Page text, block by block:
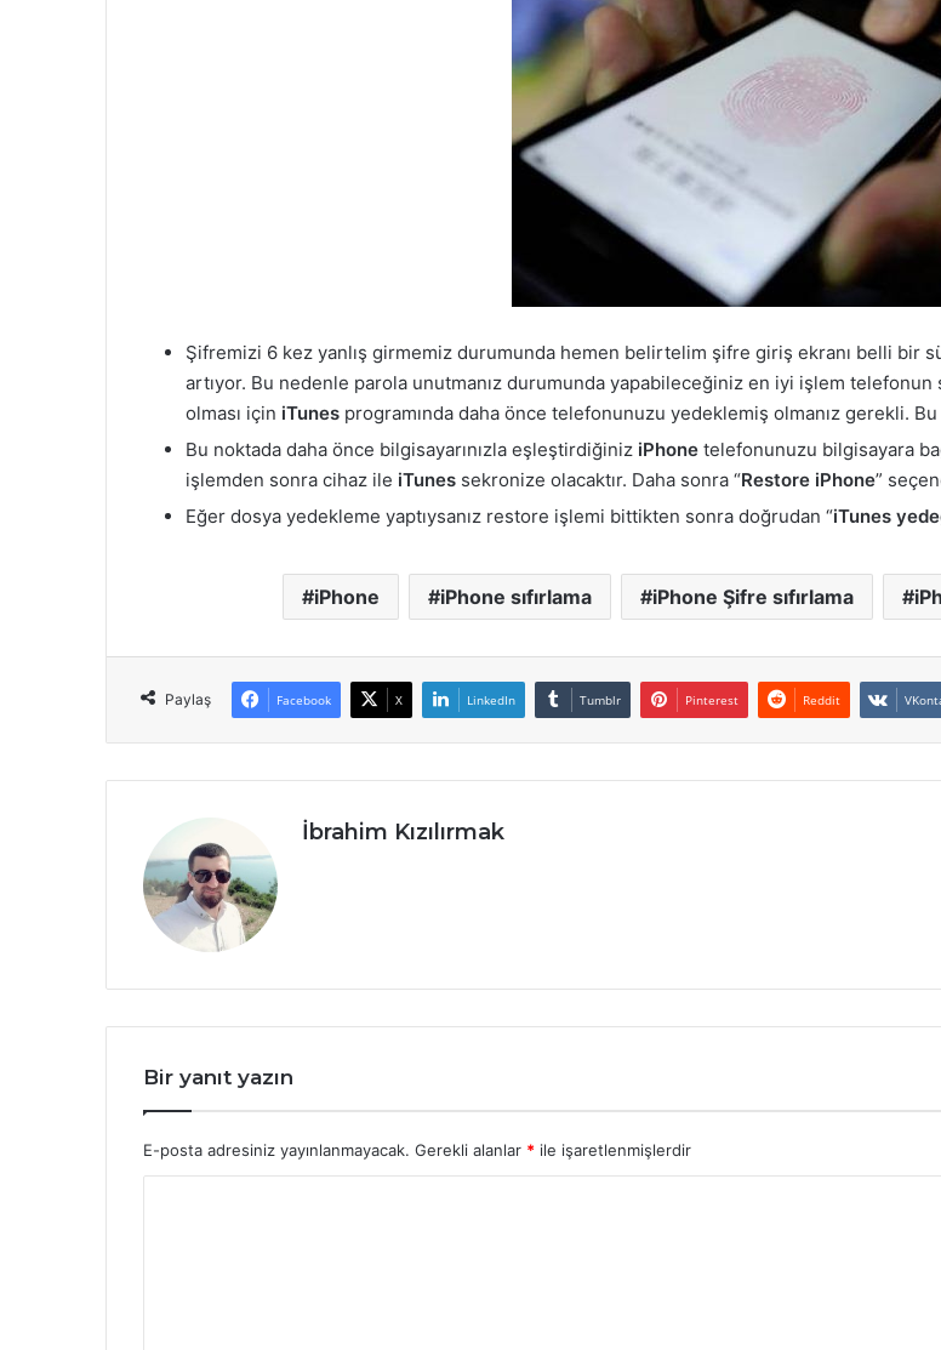
Şifremizi 6 kez yanlış girmemiz durumunda hemen belirtelim şifre giriş ekranı belli bir
artıyor. Bu nedenle parola unutmanız durumunda yapabileceğiniz en iyi işlem telefonun
olması için iTunes programında daha önce telefonunuzu yedeklemiş olmanız gerekli.
Bu noktada daha önce bilgisayarınızla eşleştirdiğiniz iPhone telefonunuzu bilgisayara
işlemden sonra cihaz ile iTunes sekronize olacaktır. Daha sonra “Restore iPhone”
Eğer dosya yedekleme yaptıysanız restore işlemi bittikten sonra doğrudan “iTunes
iPhone iPhone sıfırlama iPhone Şifre sıfırlama
Paylaş Facebook X LinkedIn Tumblr Pinterest Reddit
İbrahim Kızılırmak
Bir yanıt yazın
E-posta adresiniz yayınlanmayacak. Gerekli alanlar * ile işaretlenmişlerdir